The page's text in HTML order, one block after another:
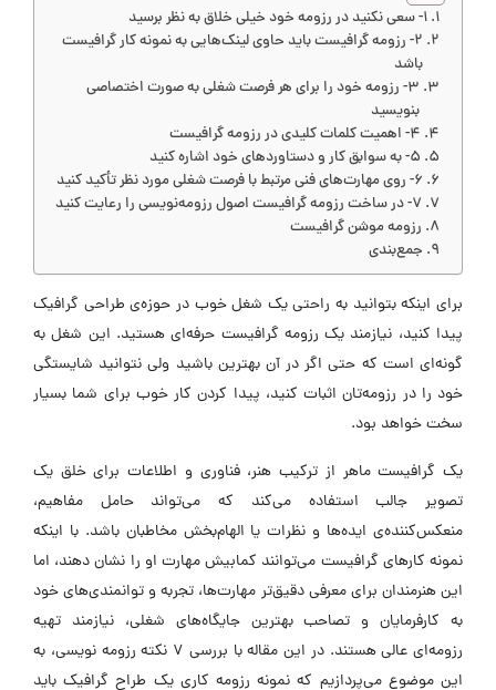
۱- سعی نکنید در رزومه خود خیلی خلاق به نظر برسید
۲- رزومه گرافیست باید حاوی لینک‌هایی به نمونه کار گرافیست
باشد
۳- رزومه‌ خود را برای هر فرصت شغلی به صورت اختصاصی
بنویسید
۴- اهمیت کلمات کلیدی در رزومه گرافیست
۵- به سوابق کار و دستاوردهای خود اشاره کنید
۶- روی مهارت‌های فنی مرتبط با فرصت شغلی مورد نظر تأکید کنید
۷- در ساخت رزومه گرافیست اصول رزومه‌نویسی را رعایت کنید
رزومه موشن گرافیست
جمع‌بندی
برای اینکه بتوانید به راحتی یک شغل خوب در حوزه‌ی طراحی گرافیک
پیدا کنید، نیازمند یک رزومه گرافیست حرفه‌ای هستید. این شغل به
گونه‌ای است که حتی اگر در آن بهترین باشید ولی نتوانید شایستگی
خود را در رزومه‌تان اثبات کنید، پیدا کردن کار خوب برای شما بسیار
سخت خواهد بود.
یک گرافیست ماهر از ترکیب هنر، فناوری و اطلاعات برای خلق یک
تصویر جالب استفاده می‌کند که می‌تواند حامل مفاهیم،
منعکس‌کننده‌ی ایده‌ها و نظرات یا الهام‌بخش مخاطبان باشد. با اینکه
نمونه ‌کارهای گرافیست می‌توانند کمابیش مهارت او را نشان دهند، اما
این هنرمندان برای معرفی دقیق‌تر مهارت‌ها، تجربه و توانمندی‌های خود
به کارفرمایان و تصاحب بهترین جایگاه‌های شغلی، نیازمند تهیه
رزومه‌ای عالی هستند. در این مقاله با بررسی 7 نکته رزومه نویسی، به
این موضوع می‌پردازیم که نمونه رزومه کاری یک طراح گرافیک باید